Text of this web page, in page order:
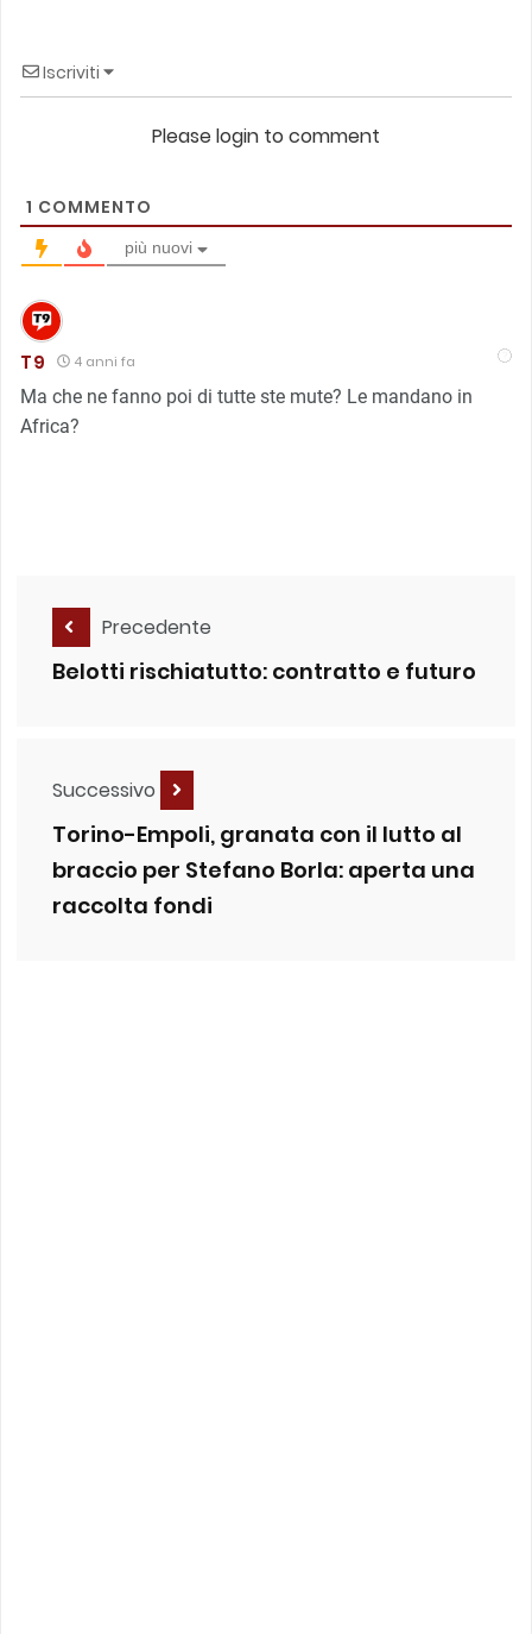
Iscriviti
Please login to comment
1 COMMENTO
più nuovi
T9 4 anni fa
Ma che ne fanno poi di tutte ste mute? Le mandano in
Africa?
Precedente
Belotti rischiatutto: contratto e futuro
Successivo
Torino-Empoli, granata con il lutto al
braccio per Stefano Borla: aperta una
raccolta fondi